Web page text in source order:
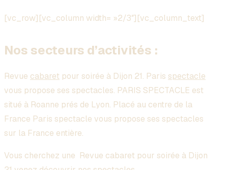
[vc_row][vc_column width= »2/3″][vc_column_text]
Nos secteurs d’activités :
Revue cabaret pour soirée à Dijon 21. Paris spectacle
vous propose ses spectacles. PARIS SPECTACLE est
situé à Roanne prés de Lyon. Placé au centre de la
France Paris spectacle vous propose ses spectacles
sur la France entière.
Vous cherchez une Revue cabaret pour soirée à Dijon